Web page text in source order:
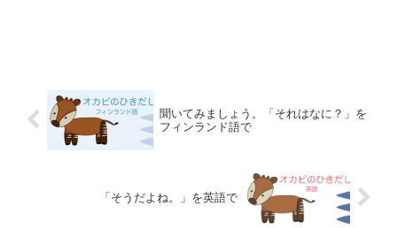
聞いてみましょう。「それはなに？」を
フィンランド語で
「そうだよね。」を英語で